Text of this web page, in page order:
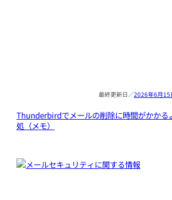
2026年6月15
Thunderbirdでメールの削除に時間がかかる
処（メモ）